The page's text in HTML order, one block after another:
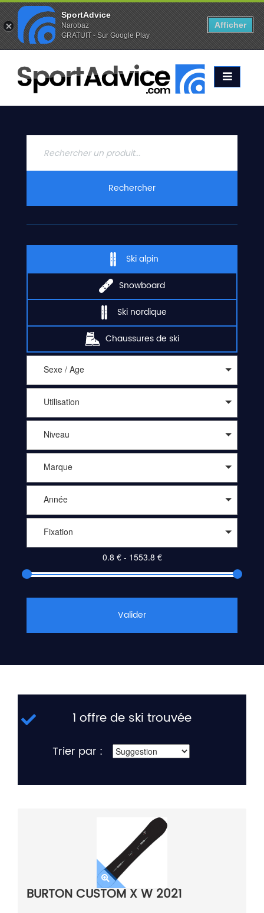
Favoris (0) Alertes (0)
ACCUEIL
SKIS
2020
CONTACT
Rechercher
Ski alpin
Snowboard
Ski nordique
Chaussures de ski
Sexe / Age
Utilisation
Niveau
Marque
Année
Fixation
Valider
1 offre de ski trouvée
Trier par :
BURTON CUSTOM X W 2021
SportAdvice
Narobaz
GRATUIT - Sur Google Play
Afficher